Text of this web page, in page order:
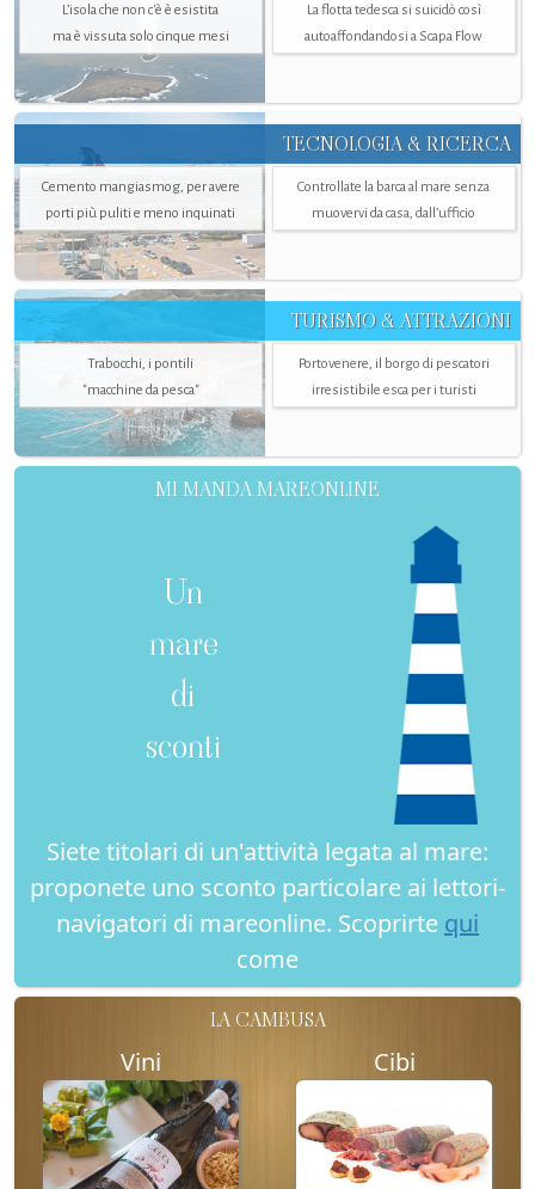
L’isola che non c'è è esistita
ma è vissuta solo cinque mesi
La flotta tedesca si suicidò così
autoaffondandosi a Scapa Flow
TECNOLOGIA & RICERCA
Cemento mangiasmog, per avere
porti più puliti e meno inquinati
Controllate la barca al mare senza
muovervi da casa, dall’ufficio
TURISMO & ATTRAZIONI
Trabocchi, i pontili
"macchine da pesca"
Portovenere, il borgo di pescatori
irresistibile esca per i turisti
MI MANDA MAREONLINE
Un
mare
di
sconti
Siete titolari di un'attività legata al mare:
proponete uno sconto particolare ai lettori-
navigatori di mareonline. Scoprirte qui
come
LA CAMBUSA
Vini Cibi